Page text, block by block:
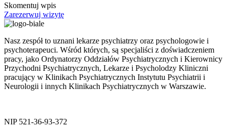
Skomentuj wpis
Zarezerwuj wizytę
Nasz zespół to uznani lekarze psychiatrzy oraz psychologowie i
psychoterapeuci. Wśród których, są specjaliści z doświadczeniem
pracy, jako Ordynatorzy Oddziałów Psychiatrycznych i Kierownicy
Przychodni Psychiatrycznych, Lekarze i Psycholodzy Kliniczni
pracujący w Klinikach Psychiatrycznych Instytutu Psychiatrii i
Neurologii i innych Klinikach Psychiatrycznych w Warszawie.
NIP 521-36-93-372